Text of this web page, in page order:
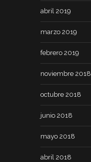
abril 2019
marzo 2019
febrero 2019
noviembre 2018
octubre 2018
junio 2018
mayo 2018
abril 2018